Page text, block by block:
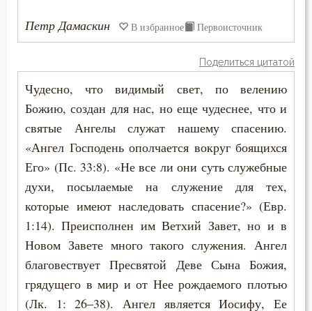
Гнев
Гонение
Гордость
Господь
Грех
Девство
Деньги
Петр Дамаскин В избранное Первоисточник
Поделиться цитатой
Чудесно, что видимый свет, по велению
Божию, создан для нас, но еще чудеснее, что и
святые Ангелы служат нашему спасению.
«Ангел Господень ополчается вокруг боящихся
Его» (Пс. 33:8). «Не все ли они суть служебные
духи, посылаемые на служение для тех,
которые имеют наследовать спасение?» (Евр.
1:14). Преисполнен им Ветхий Завет, но и в
Новом Завете много такого служения. Ангел
благовествует Пресвятой Деве Сына Божия,
грядущего в мир и от Нее рождаемого плотью
(Лк. 1: 26–38). Ангел является Иосифу, Ее